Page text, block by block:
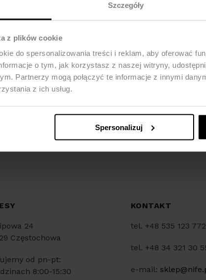
Szczegóły
z plików cookie
do spersonalizowania treści i reklam, aby oferować
o tym, jak korzystasz z naszej witryny,
Partnerzy mogą połączyć te informacje z innymi
z ich usług.
Spersonalizuj
24
Częstochowa
od pn-pt:
8:00-15:30
KONTAKT
tel. +48 535 123 772
tel. +48 34 321 30
e-mail: